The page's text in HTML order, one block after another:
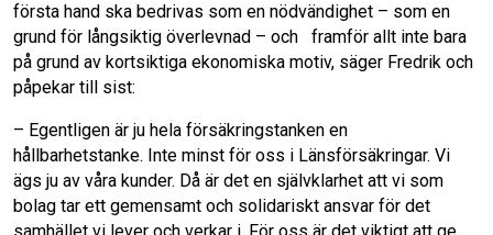
första hand ska bedrivas som en nödvändighet – som en
grund för långsiktig överlevnad – och framför allt inte bara
på grund av kortsiktiga ekonomiska motiv, säger Fredrik och
påpekar till sist:
– Egentligen är ju hela försäkringstanken en
hållbarhetstanke. Inte minst för oss i Länsförsäkringar. Vi
ägs ju av våra kunder. Då är det en självklarhet att vi som
bolag tar ett gemensamt och solidariskt ansvar för det